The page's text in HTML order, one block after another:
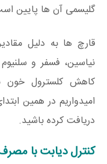
گلیسمی آن ها پایین
قارچ ها به دلیل
نیاسین، فسفر و
کاهش کلسترول خون
امیدواریم در همین
دریافت کرده باشید.
کنترل دیابت با